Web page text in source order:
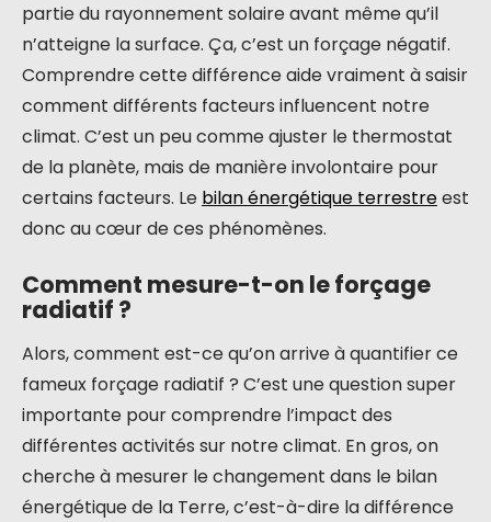
partie du rayonnement solaire avant même qu’il
n’atteigne la surface. Ça, c’est un forçage négatif.
Comprendre cette différence aide vraiment à saisir
comment différents facteurs influencent notre
climat. C’est un peu comme ajuster le thermostat
de la planète, mais de manière involontaire pour
certains facteurs. Le bilan énergétique terrestreest
donc au cœur de ces phénomènes.
Comment mesure-t-on le forçage
radiatif ?
Alors, comment est-ce qu’on arrive à quantifier ce
fameux forçage radiatif ? C’est une question super
importante pour comprendre l’impact des
différentes activités sur notre climat. En gros, on
cherche à mesurer le changement dans le bilan
énergétique de la Terre, c’est-à-dire la différence